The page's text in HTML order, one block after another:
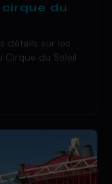
du
détails sur les
Cirque du Soleil